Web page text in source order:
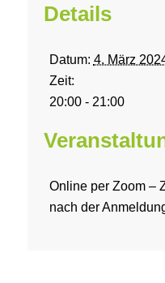
Details
Datum: 4. März
Zeit:
20:00 - 21:00
Online per Zoom –
nach der